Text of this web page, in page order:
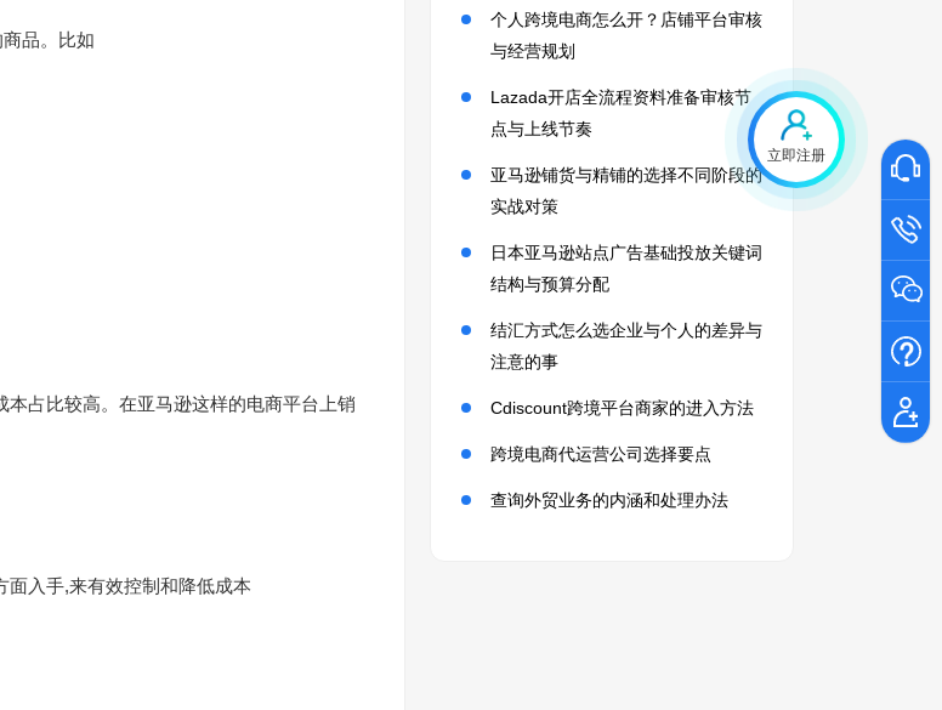
立即注册
品。比如
占比较高。在亚马逊这样的电商平台上销
入手,来有效控制和降低成本
个人跨境电商怎么开？店铺平台审核
与经营规划
Lazada开店全流程资料准备审核节
点与上线节奏
亚马逊铺货与精铺的选择不同阶段的
实战对策
日本亚马逊站点广告基础投放关键词
结构与预算分配
结汇方式怎么选企业与个人的差异与
注意的事
Cdiscount跨境平台商家的进入方法
跨境电商代运营公司选择要点
查询外贸业务的内涵和处理办法